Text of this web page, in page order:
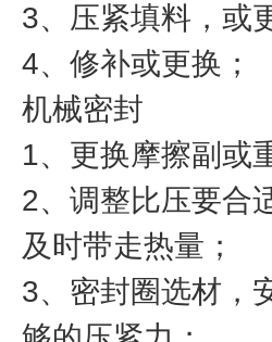
3、压紧填料，或
4、修补或更换；
机械密封
1、更换摩擦副或
2、调整比压要合
及时带走热量；
3、密封圈选材，